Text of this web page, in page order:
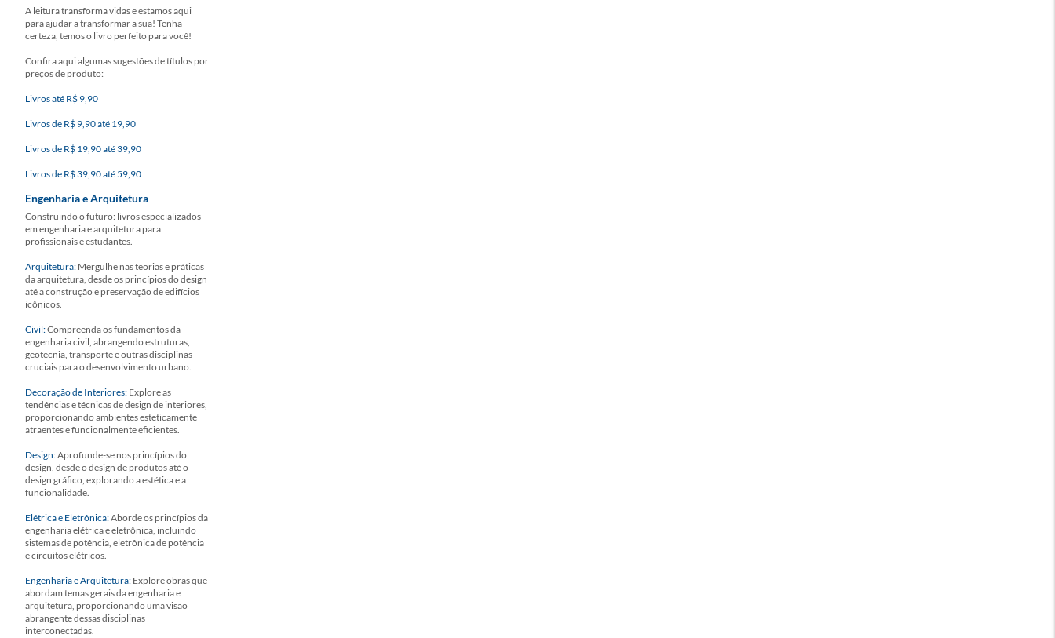
A leitura transforma vidas e estamos aqui
para ajudar a transformar a sua! Tenha
certeza, temos o livro perfeito para você!
Confira aqui algumas sugestões de títulos por
preços de produto:
Livros até R$ 9,90
Livros de R$ 9,90 até 19,90
Livros de R$ 19,90 até 39,90
Livros de R$ 39,90 até 59,90
Engenharia e Arquitetura
Construindo o futuro: livros especializados
em engenharia e arquitetura para
profissionais e estudantes.
Arquitetura: Mergulhe nas teorias e práticas
da arquitetura, desde os princípios do design
até a construção e preservação de edifícios
icônicos.
Civil:Compreenda os fundamentos da
engenharia civil, abrangendo estruturas,
geotecnia, transporte e outras disciplinas
cruciais para o desenvolvimento urbano.
Decoração de Interiores: Explore as
tendências e técnicas de design de interiores,
proporcionando ambientes esteticamente
atraentes e funcionalmente eficientes.
Design:Aprofunde-se nos princípios do
design, desde o design de produtos até o
design gráfico, explorando a estética e a
funcionalidade.
Elétrica e Eletrônica:Aborde os princípios da
engenharia elétrica e eletrônica, incluindo
sistemas de potência, eletrônica de potência
e circuitos elétricos.
Engenharia e Arquitetura: Explore obras que
abordam temas gerais da engenharia e
arquitetura, proporcionando uma visão
abrangente dessas disciplinas
interconectadas.